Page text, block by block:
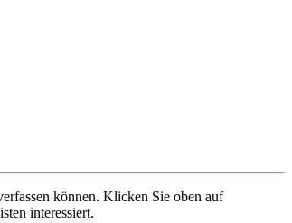
können. Klicken Sie oben auf
interessiert.